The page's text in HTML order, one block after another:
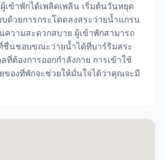
เข้าพักได้เพลิดเพลิน เริ่มต้นวันหยุด
วยการกระโดดลงสระว่ายน้ำแกรน
ความสะดวกสบาย ผู้เข้าพักสามารถ
ชื่นชอบขณะว่ายน้ำได้ที่บาร์ริมสระ
ต้องการออกกำลังกาย การเข้าใช้
ของที่พักจะช่วยให้มั่นใจได้ว่าคุณจะมี